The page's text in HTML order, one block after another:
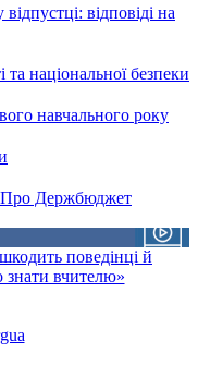
відповіді на
національної безпеки
навчального року
Держбюджет
поведінці й
вчителю»